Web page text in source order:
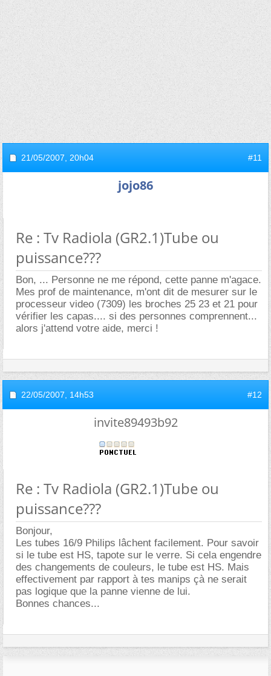
21/05/2007, 20h04 #11
jojo86
Re : Tv Radiola (GR2.1)Tube ou
puissance???
Bon, ... Personne ne me répond, cette panne m'agace.
Mes prof de maintenance, m'ont dit de mesurer sur le
processeur video (7309) les broches 25 23 et 21 pour
vérifier les capas.... si des personnes comprennent...
alors j'attend votre aide, merci !
22/05/2007, 14h53 #12
invite89493b92
Re : Tv Radiola (GR2.1)Tube ou
puissance???
Bonjour,
Les tubes 16/9 Philips lâchent facilement. Pour savoir
si le tube est HS, tapote sur le verre. Si cela engendre
des changements de couleurs, le tube est HS. Mais
effectivement par rapport à tes manips çà ne serait
pas logique que la panne vienne de lui.
Bonnes chances...